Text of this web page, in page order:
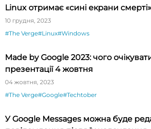
Linux отримає «сині екрани
10 грудня, 2023
#The Verge#Linux#Windows
Made by Google 2023: чого
презентації 4 жовтня
04 жовтня, 2023
#The Verge#Google#Techtober
У Google Messages можна буде